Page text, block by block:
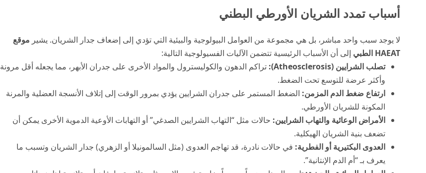
أسباب تمدد الشريان الأورطي البطني
لا يوجد سبب واحد مباشر، بل هي مجموعة من العوامل البيولوجية والبيئية التي تؤدي إلى إضعاف جدار الشريان. يشير موقع
HAEAT الطبي
إلى أن الأسباب الرئيسية تتضمن الآليات الفسيولوجية التالية:
تصلب الشرايين (Atheosclerosis):
تراكم الدهون والكوليسترول والمواد الأخرى على جدران الأبهر، مما يجعله أقل مرونة
وأكثر عرضة للتوسع تحت الضغط.
ارتفاع ضغط الدم المزمن: الضغط المستمر على جدران الشرايين يؤدي بمرور الوقت إلى إتلاف الأنسجة العضلية والمرنة
المكونة للشريان الأورطي.
الأمراض الوعائية والتهاب الشرايين: حالات مثل “التهاب الشرايين الصدغي” أو التهابات الأوعية الدموية الأخرى يمكن أن
تضعف بنية الشريان الهيكلية.
العدوى البكتيرية أو الفطرية: في حالات نادرة، قد تهاجم العدوى (مثل السالمونيلا أو الزهري) جدار الشريان وتسبب ما
يعرف بـ “أم الدم الإنتانية”.